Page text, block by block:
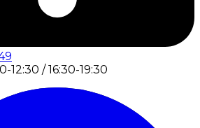
12:30 / 16:30-19:30